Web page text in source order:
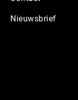
Nieuwsbrief